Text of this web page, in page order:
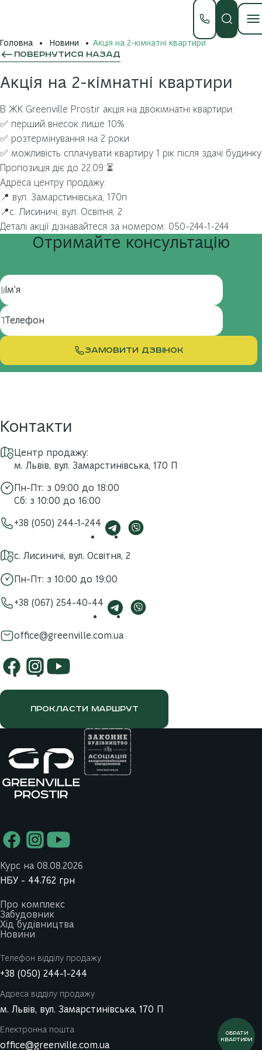
Головна Новини Акція на 2-кімнатні квартири
ПОВЕРНУТИСЯ НАЗАД
Акція на 2-кімнатні квартири
В ЖК Greenville Prostir акція на двокімнатні квартири:
✅ перший внесок лише 10%
✅ розтермінування на 2 роки
✅ можливість сплачувати квартиру 1 рік після здачі будинку
Пропозиція діє до 22.09 ⏳
Адреса центру продажу:
📍 вул. Замарстинівська, 170п
📍с. Лисиничі, вул. Освітня, 2
Деталі акції дізнавайтеся за номером: 050-244-1-244
Отримайте консультацію
Ім'я
Телефон
ЗАМОВИТИ ДЗВІНОК
Контакти
Центр продажу:
м. Львів, вул. Замарстинівська, 170 П
Пн-Пт: з 09:00 до 18:00
Сб: з 10:00 до 16:00
+38 (050) 244-1-244
с. Лисиничі, вул. Освітня, 2
Пн-Пт: з 10:00 до 19:00
+38 (067) 254-40-44
office@greenville.com.ua
ПРОКЛАСТИ МАРШРУТ
ОБРАТИ
КВАРТИРИ
Курс на 08.08.2026
НБУ - 44.762 грн
Про комплекс
Забудовник
Хід будівництва
Новини
Телефон відділу продажу
+38 (050) 244-1-244
Адреса відділу продажу
м. Львів, вул. Замарстинівська, 170 П
Електронна пошта
office@greenville.com.ua